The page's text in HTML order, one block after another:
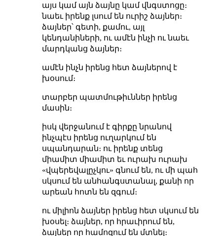
այս կամ այն ձայնը կամ վնգստոցը։
նաեւ իրենք լսում են ուրիշ ձայներ։
ձայներ՝ գետի, քամու, այլ
կենդանիների, ու ամէն ինչի ու նաեւ
մարդկանց ձայներ։
ամէն ինչն իրենց հետ ձայներով է
խօսում։
տարբեր պատմութիւններ իրենց
մասին։
իսկ վերջանում է գիրքը նրանով
ինչպէս իրենց ուղարկում են
սպանդարան։ ու իրենք տենց
միամիտ միամիտ եւ ուրախ ուրախ
«վպերեվալըչկու» գնում են, ու մի պահ
սկսում են անհանգստանալ, քանի որ
արեան հոտն են զգում։
ու միլիոն ձայներ իրենց հետ սկսում են
խօսել։ ձայներ, որ հրաւիրում են,
ձայներ որ համոզում են մտնել։